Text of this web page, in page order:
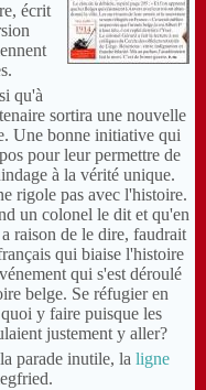
écrit
qu'à
sortira une nouvelle
Une bonne initiative qui
pour leur permettre de
à la vérité unique.
rigole pas avec l'histoire.
un colonel le dit et qu'en
raison de le dire, faudrait
qui biaise l'histoire
qui s'est déroulé
belge. Se réfugier en
y faire puisque les
justement y aller?
parade inutile, laligne